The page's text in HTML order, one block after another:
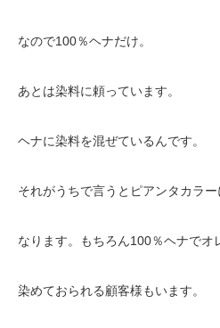
なので100％ヘナだけ。
あとは染料に頼っています。
ヘナに染料を混ぜているんです。
それがうちで言うとピアンタカラー
なります。もちろん100％ヘナでオ
染めておられる顧客様もいます。